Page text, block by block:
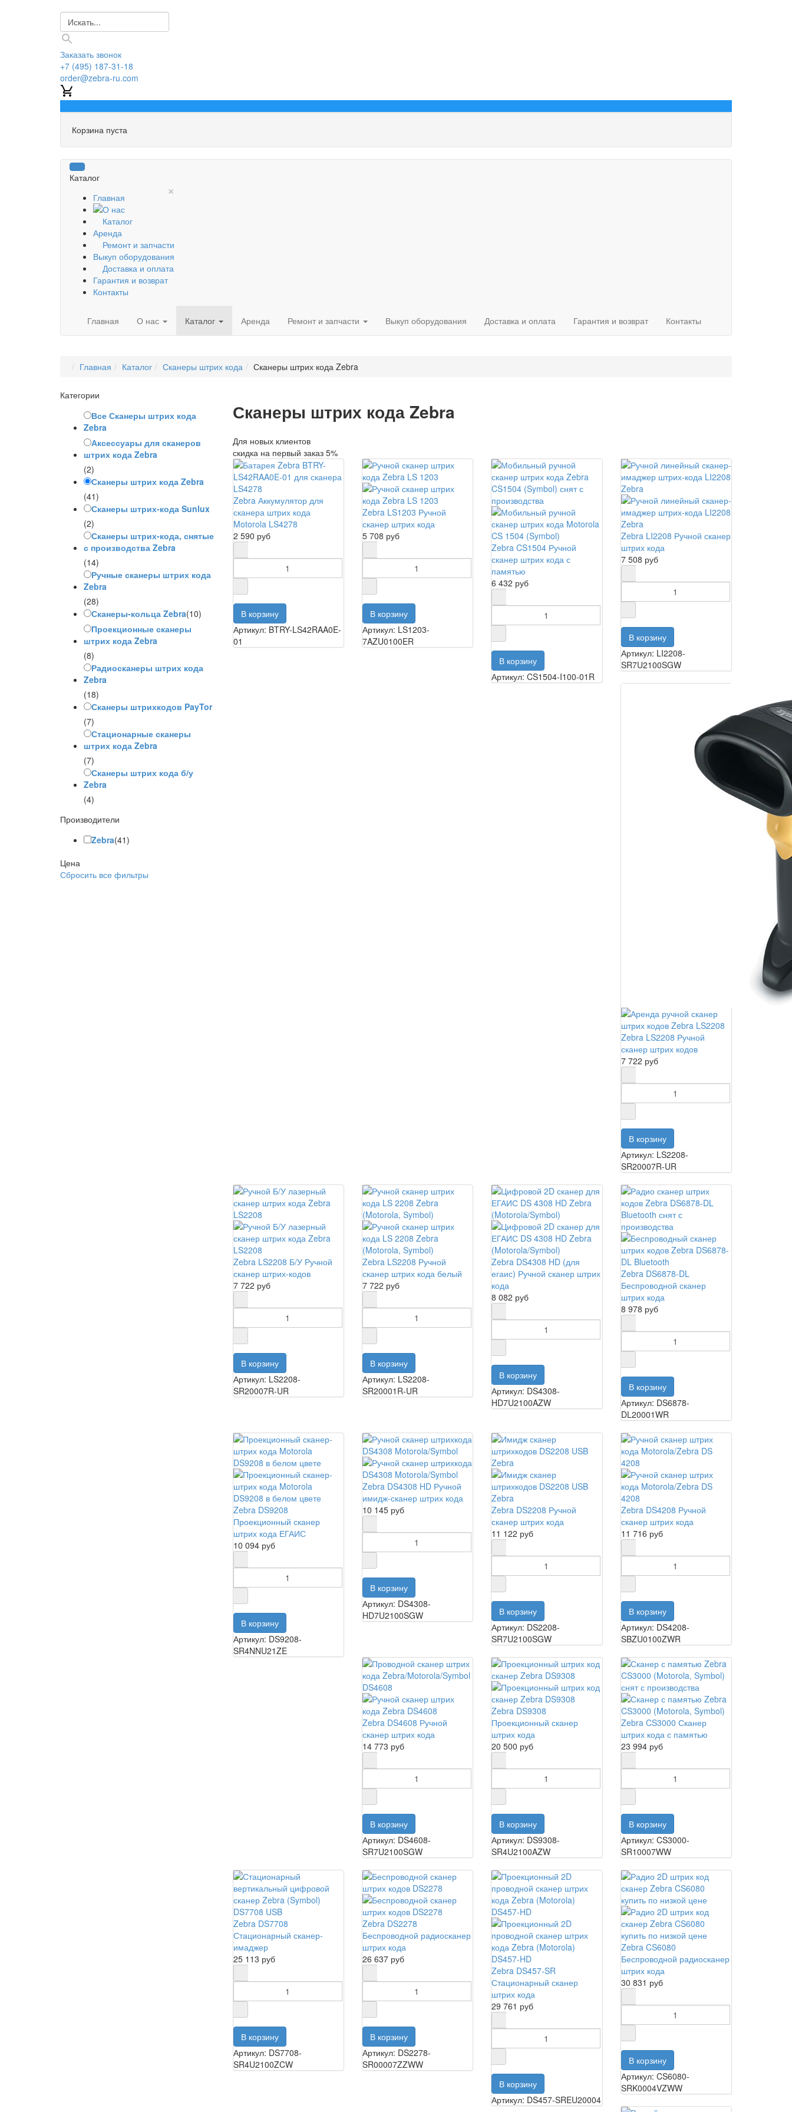
Заказать звонок
+7 (495) 187-31-18
order@zebra-ru.com
Корзина пуста
Каталог
×
Главная
О нас
Каталог
Аренда
Ремонт и запчасти
Выкуп оборудования
Доставка и оплата
Гарантия и возврат
Контакты
Главная О нас Каталог Аренда Ремонт и запчасти Выкуп оборудования Доставка и оплата Гарантия и возврат Контакты
Главная Каталог Сканеры штрих кода Сканеры штрих кода Zebra
Сканеры штрих кода Zebra
Для новых клиентов
скидка на первый заказ 5%
Zebra Аккумулятор для
сканера штрих кода
Motorola LS4278
2 590 руб
Артикул: BTRY-LS42RAA0E-
01
Zebra LS1203 Ручной
сканер штрих кода
5 708 руб
Артикул: LS1203-
7AZU0100ER
Zebra CS1504 Ручной
сканер штрих кода с
памятью
6 432 руб
Артикул: CS1504-I100-01R
Zebra LI2208 Ручной сканер
штрих кода
7 508 руб
Артикул: LI2208-
SR7U2100SGW
Zebra LS2208 Ручной
сканер штрих кодов
7 722 руб
Артикул: LS2208-
SR20007R-UR
Zebra LS2208 Б/У Ручной
сканер штрих-кодов
7 722 руб
Артикул: LS2208-
SR20007R-UR
Zebra LS2208 Ручной
сканер штрих кода белый
7 722 руб
Артикул: LS2208-
SR20001R-UR
Zebra DS4308 HD (для
егаис) Ручной сканер штрих
кода
8 082 руб
Артикул: DS4308-
HD7U2100AZW
Zebra DS6878-DL
Беспроводной сканер
штрих кода
8 978 руб
Артикул: DS6878-
DL20001WR
Zebra DS9208
Проекционный сканер
штрих кода ЕГАИС
10 094 руб
Артикул: DS9208-
SR4NNU21ZE
Zebra DS4308 HD Ручной
имидж-сканер штрих кода
10 145 руб
Артикул: DS4308-
HD7U2100SGW
Zebra DS2208 Ручной
сканер штрих кода
11 122 руб
Артикул: DS2208-
SR7U2100SGW
Zebra DS4208 Ручной
сканер штрих кода
11 716 руб
Артикул: DS4208-
SBZU0100ZWR
Zebra DS4608 Ручной
сканер штрих кода
14 773 руб
Артикул: DS4608-
SR7U2100SGW
Zebra DS9308
Проекционный сканер
штрих кода
20 500 руб
Артикул: DS9308-
SR4U2100AZW
Zebra CS3000 Сканер
штрих кода с памятью
23 994 руб
Артикул: CS3000-
SR10007WW
Zebra DS7708
Стационарный сканер-
имаджер
25 113 руб
Артикул: DS7708-
SR4U2100ZCW
Zebra DS2278
Беспроводной радиосканер
штрих кода
26 637 руб
Артикул: DS2278-
SR00007ZZWW
Zebra DS457-SR
Стационарный сканер
штрих кода
29 761 руб
Артикул: DS457-SREU20004
Zebra CS6080
Беспроводной радиосканер
штрих кода
30 831 руб
Артикул: CS6080-
SRK0004VZWW
Категории
Все Сканеры штрих кода
Zebra
Аксессуары для сканеров
штрих кода Zebra
(2)
Сканеры штрих кода Zebra
(41)
Сканеры штрих-кода Sunlux
(2)
Сканеры штрих-кода, снятые
с производства Zebra
(14)
Ручные сканеры штрих кода
Zebra
(28)
Сканеры-кольца Zebra(10)
Проекционные сканеры
штрих кода Zebra
(8)
Радиосканеры штрих кода
Zebra
(18)
Сканеры штрихкодов PayTor
(7)
Стационарные сканеры
штрих кода Zebra
(7)
Сканеры штрих кода б/у
Zebra
(4)
Производители
Zebra(41)
Цена
Сбросить все фильтры